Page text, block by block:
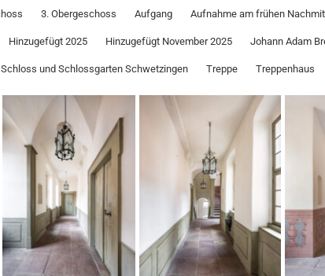
3. Obergeschoss Aufgang Aufnahme am frühen
Hinzugefügt 2025 Hinzugefügt November 2025 Johann Adam
Schloss und Schlossgarten Schwetzingen Treppe Treppenhaus